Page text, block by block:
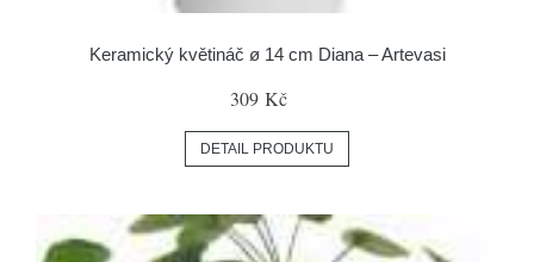
Keramický květináč ø 14 cm Diana – Artevasi
309 Kč
DETAIL PRODUKTU